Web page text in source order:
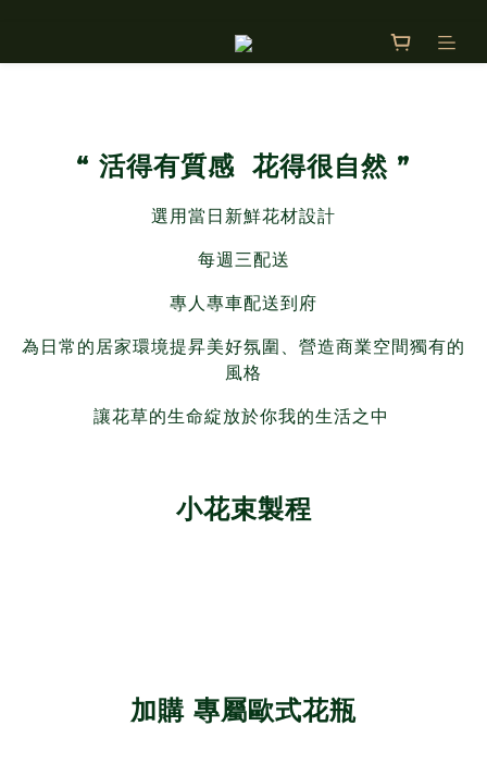
“ 活得有質感 花得很自然 ”
選用當日新鮮花材設計
每週三配送
專人專車配送到府
為日常的居家環境提昇美好氛圍、營造商業空間獨有的
風格
讓花草的生命綻放於你我的生活之中
小花束製程
加購 專屬歐式花瓶